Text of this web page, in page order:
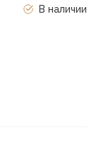
В наличии